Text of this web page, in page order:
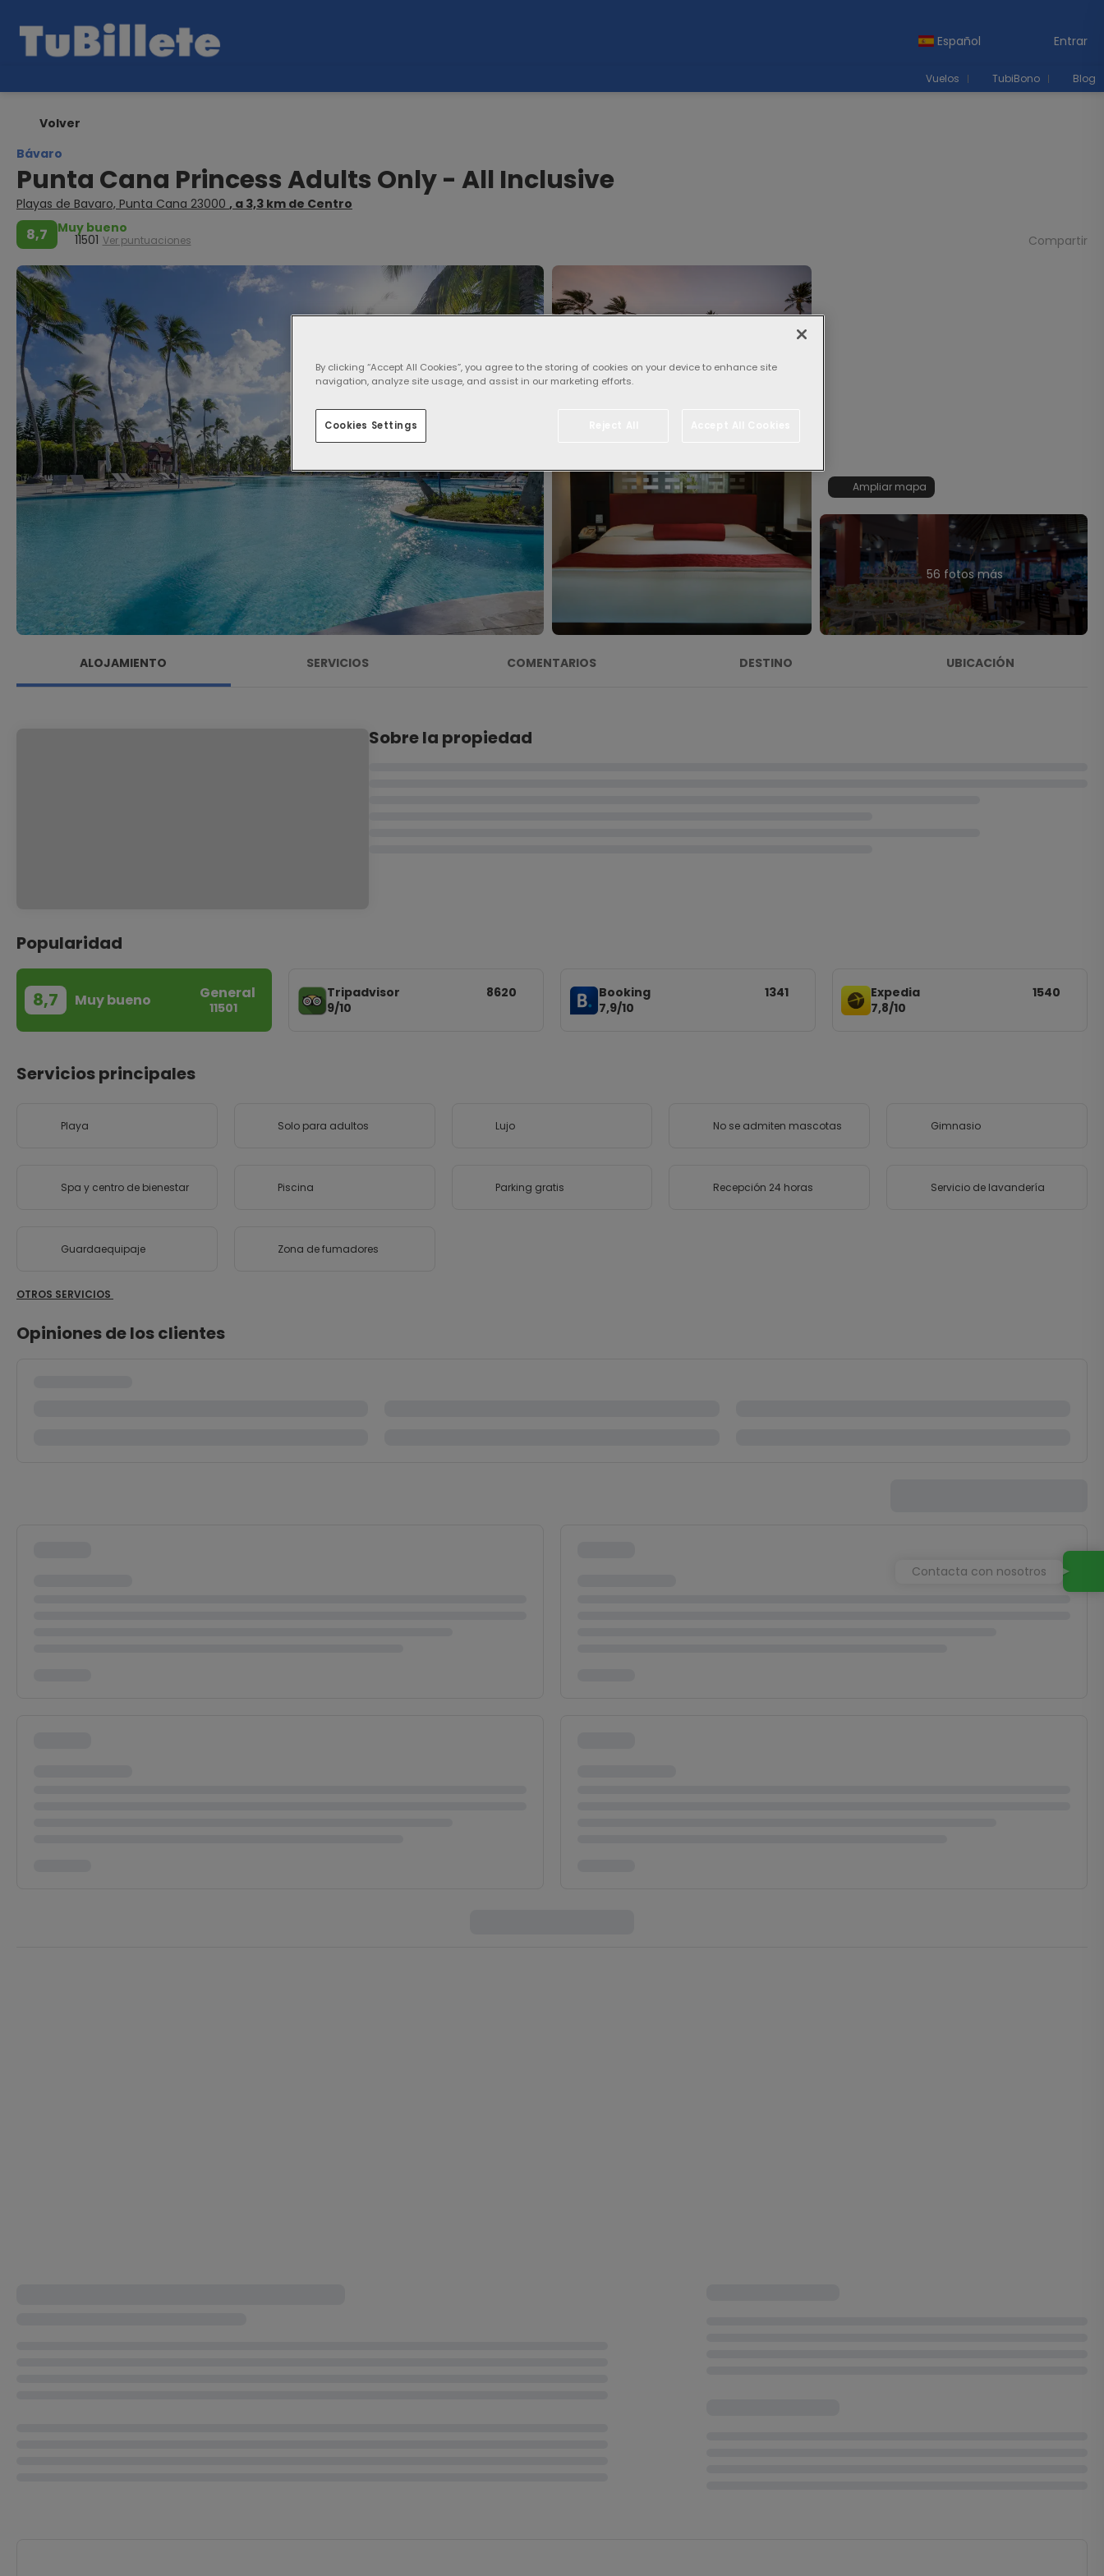
Español Entrar
Vuelos TubiBono Blog
Volver
Bávaro
Punta Cana Princess Adults Only - All Inclusive
Playas de Bavaro, Punta Cana 23000 , a 3,3 km de Centro
8,7 Muy bueno
11501 Ver puntuaciones Compartir
Ampliar mapa
56 fotos más
ALOJAMIENTO SERVICIOS COMENTARIOS DESTINO UBICACIÓN
Sobre la propiedad
Popularidad
8,7 Muy bueno General
11501
Tripadvisor
9/10
8620
Booking
7,9/10
1341
Expedia
7,8/10
1540
Servicios principales
Playa Solo para adultos Lujo No se admiten mascotas Gimnasio
Spa y centro de bienestar Piscina Parking gratis Recepción 24 horas Servicio de lavandería
Guardaequipaje Zona de fumadores
OTROS SERVICIOS
Opiniones de los clientes
Contacta con nosotros
By clicking “Accept All Cookies”, you agree to the storing of cookies on your device to enhance site
navigation, analyze site usage, and assist in our marketing efforts.
Cookies Settings